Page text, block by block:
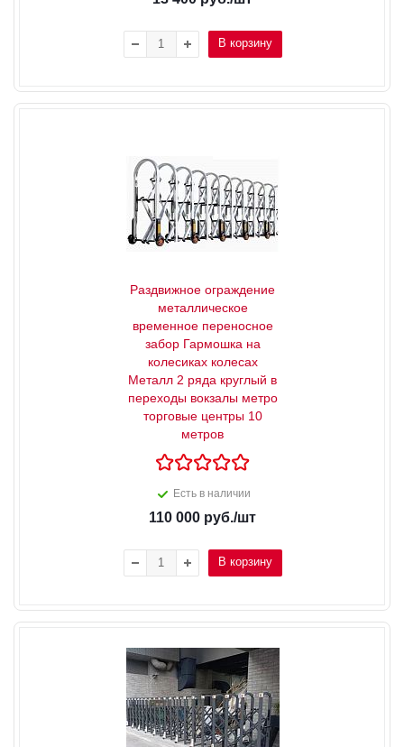
В корзину
Раздвижное ограждение
металлическое
временное переносное
забор Гармошка на
колесиках колесах
Металл 2 ряда круглый в
переходы вокзалы метро
торговые центры 10
метров
Есть в наличии
110 000 руб./шт
В корзину